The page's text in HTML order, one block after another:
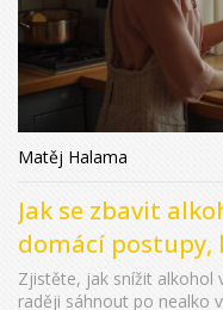
Matěj Halama
Jak se zbavit
domácí
Zjistěte, jak snížit alkohol
raději sáhnout po nealko